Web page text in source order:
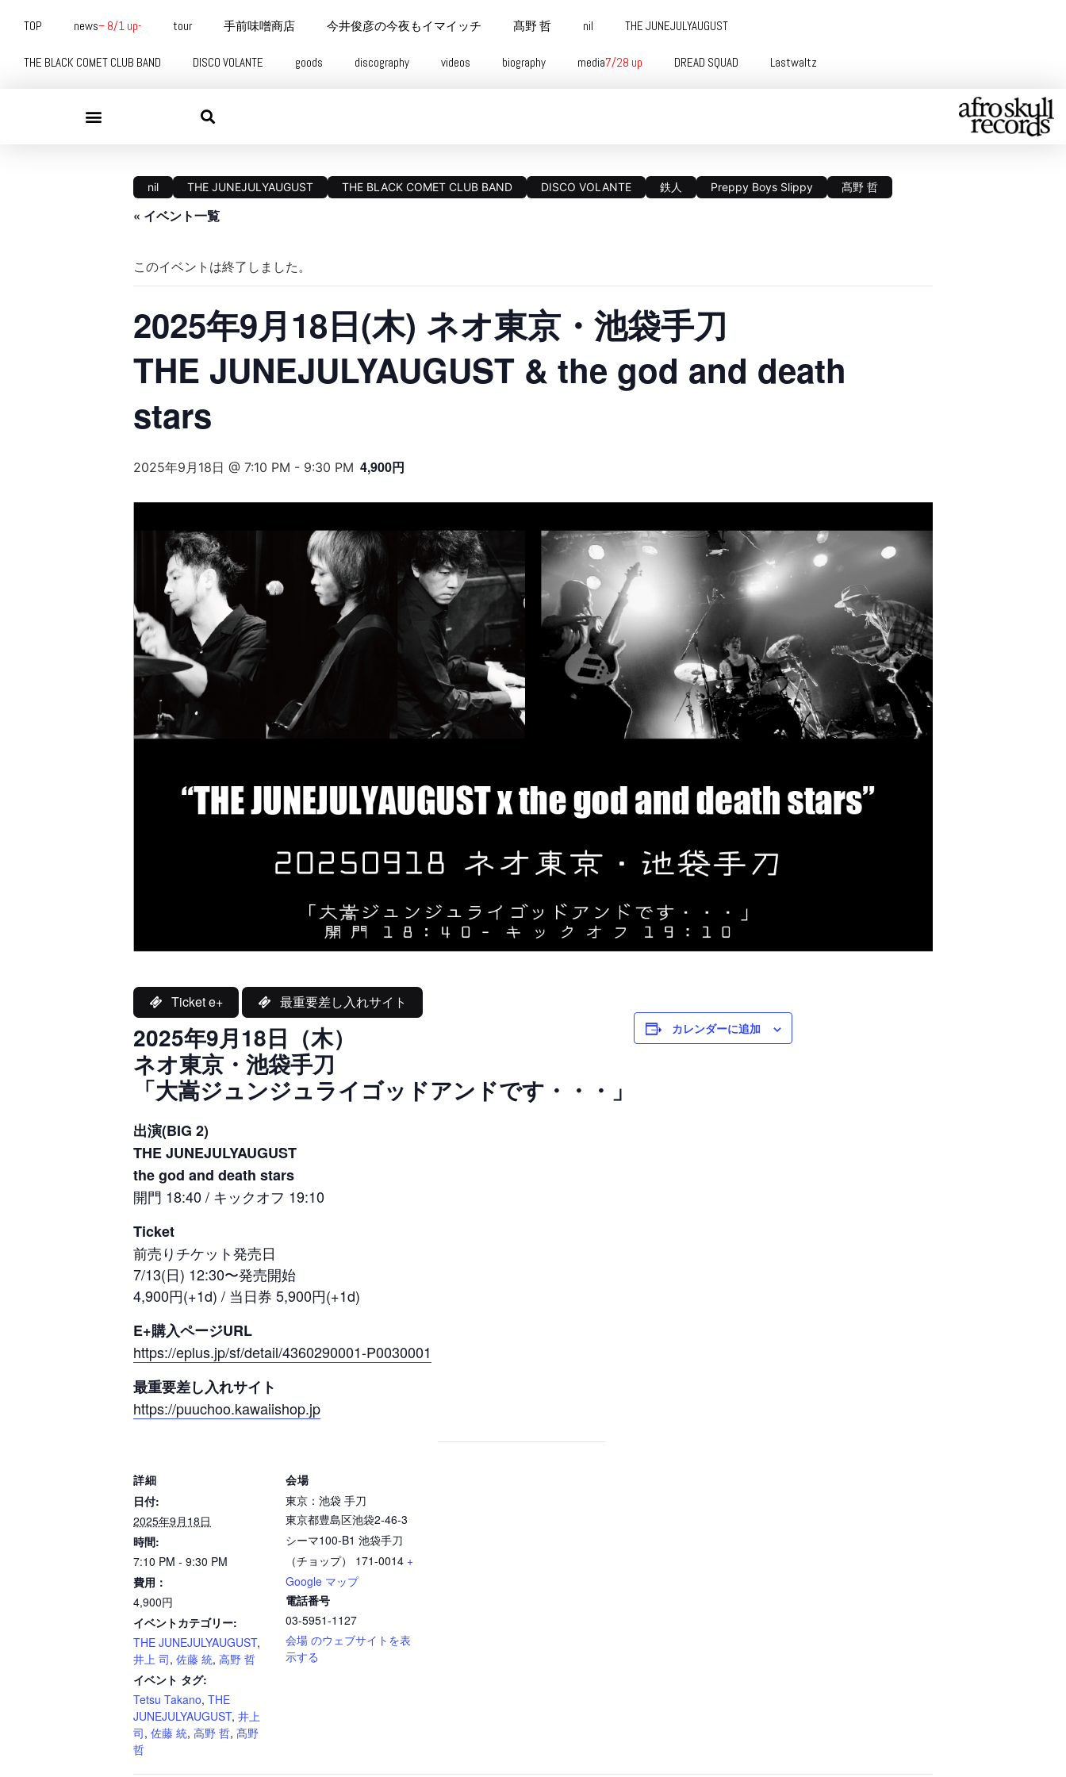
TOP news– 8/1 up- tour 手前味噌商店 今井俊彦の今夜もイマイッチ 髙野 哲 nil THE JUNEJULYAUGUST
THE BLACK COMET CLUB BAND DISCO VOLANTE goods discography videos biography media7/28 up DREAD SQUAD Lastwaltz
nil THE JUNEJULYAUGUST THE BLACK COMET CLUB BAND DISCO VOLANTE 鉄人 Preppy Boys Slippy 髙野 哲
« イベント一覧
このイベントは終了しました。
2025年9月18日(木) ネオ東京・池袋手刀
THE JUNEJULYAUGUST & the god and death
stars
2025年9月18日 @ 7:10 PM - 9:30 PM 4,900円
Ticket e+ 最重要差し入れサイト
2025年9月18日（木）
ネオ東京・池袋手刀
「大嵩ジュンジュライゴッドアンドです・・・」
出演(BIG 2)
THE JUNEJULYAUGUST
the god and death stars
開門 18:40 / キックオフ 19:10
Ticket
前売りチケット発売日
7/13(日) 12:30〜発売開始
4,900円(+1d) / 当日券 5,900円(+1d)
E+購入ページURL
https://eplus.jp/sf/detail/4360290001-P0030001
最重要差し入れサイト
https://puuchoo.kawaiishop.jp
カレンダーに追加
詳細
日付:
2025年9月18日
時間:
7:10 PM - 9:30 PM
費用：
4,900円
イベントカテゴリー:
THE JUNEJULYAUGUST,
井上 司, 佐藤 統, 高野 哲
イベント タグ:
Tetsu Takano, THE
JUNEJULYAUGUST, 井上
司, 佐藤 統, 高野 哲, 髙野
哲
会場
東京：池袋 手刀
東京都豊島区池袋2-46-3
シーマ100-B1 池袋手刀
（チョップ）
171-0014 +
Google マップ
電話番号
03-5951-1127
会場 のウェブサイトを表
示する